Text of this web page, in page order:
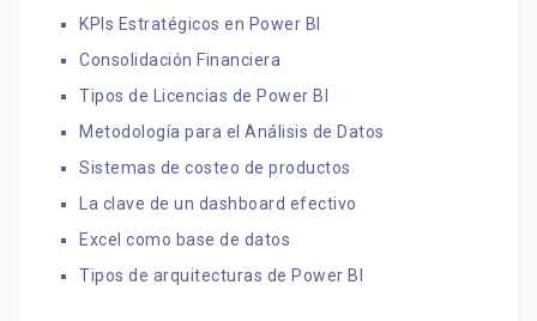
KPIs Estratégicos en Power BI
Consolidación Financiera
Tipos de Licencias de Power BI
Metodología para el Análisis de Datos
Sistemas de costeo de productos
La clave de un dashboard efectivo
Excel como base de datos
Tipos de arquitecturas de Power BI